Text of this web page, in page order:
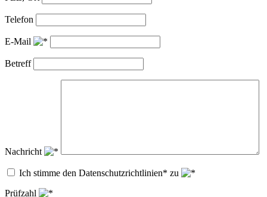
Telefon
E-Mail
Betreff
Nachricht
Ich stimme den Datenschutzrichtlinien* zu
Prüfzahl